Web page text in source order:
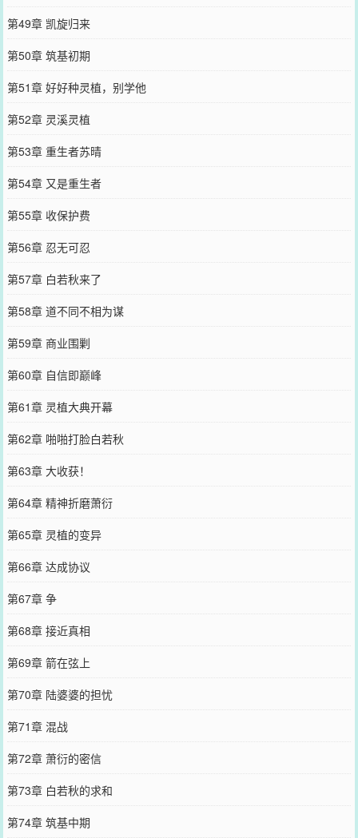
第49章 凯旋归来
第50章 筑基初期
第51章 好好种灵植，别学他
第52章 灵溪灵植
第53章 重生者苏晴
第54章 又是重生者
第55章 收保护费
第56章 忍无可忍
第57章 白若秋来了
第58章 道不同不相为谋
第59章 商业围剿
第60章 自信即巅峰
第61章 灵植大典开幕
第62章 啪啪打脸白若秋
第63章 大收获！
第64章 精神折磨萧衍
第65章 灵植的变异
第66章 达成协议
第67章 争
第68章 接近真相
第69章 箭在弦上
第70章 陆婆婆的担忧
第71章 混战
第72章 萧衍的密信
第73章 白若秋的求和
第74章 筑基中期